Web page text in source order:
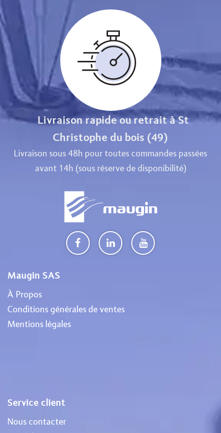
Livraison rapide ou retrait à St
Christophe du bois (49)
Livraison sous 48h pour toutes commandes passées
avant 14h (sous réserve de disponibilité)
Maugin SAS
À Propos
Conditions générales de ventes
Mentions légales
Service client
Nous contacter